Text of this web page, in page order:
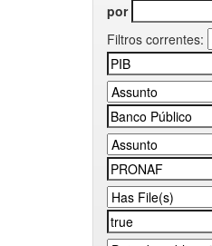
por
Filtros correntes: